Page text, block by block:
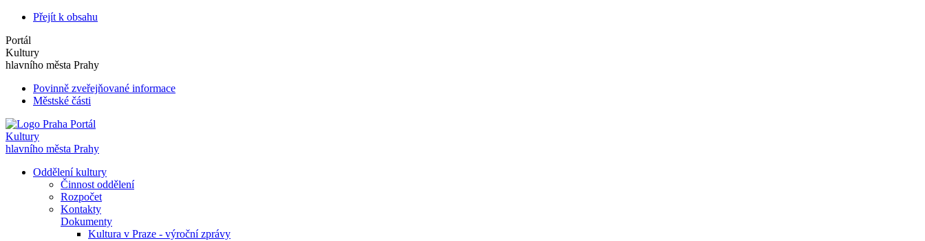
Přejít k obsahu
Portál
Kultury
hlavního města Prahy
Povinně zveřejňované informace
Městské části
Portál
Kultury
hlavního města Prahy
Oddělení kultury
Činnost oddělení
Rozpočet
Kontakty
Dokumenty
Kultura v Praze - výroční zprávy